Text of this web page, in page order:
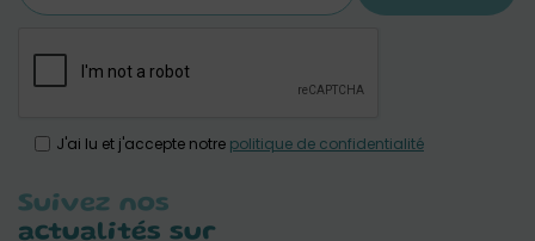
J'ai lu et j'accepte notre politique de confidentialité
Suivez nos
actualités sur